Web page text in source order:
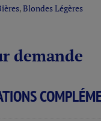
,Blondes Légères
demande